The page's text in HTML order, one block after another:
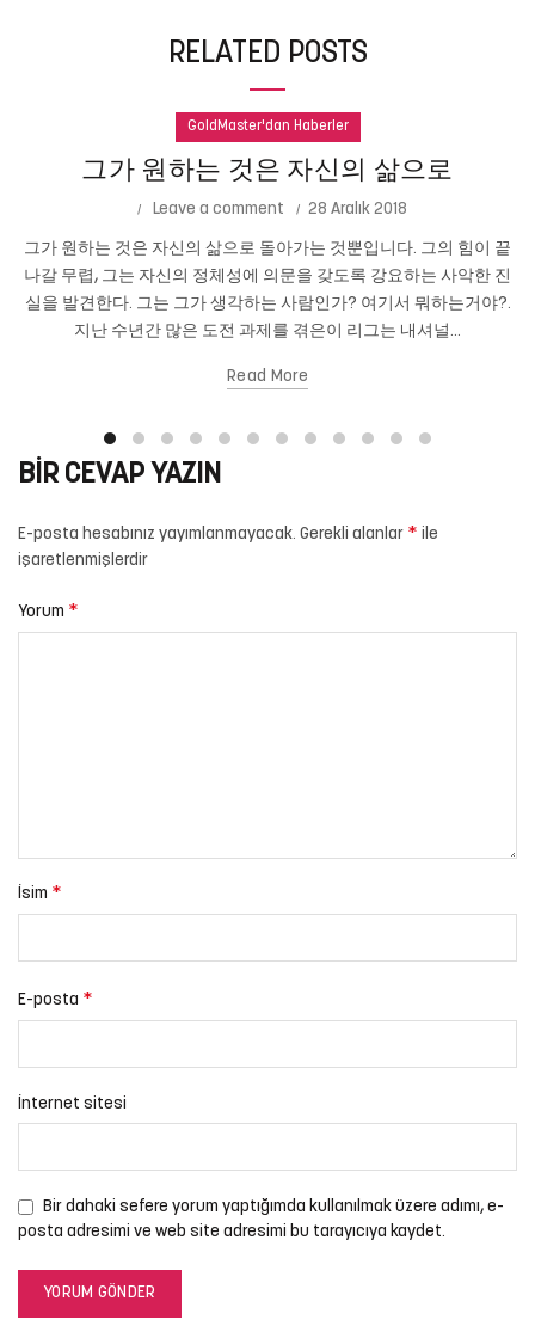
RELATED POSTS
GoldMaster'dan Haberler
그가 원하는 것은 자신의 삶으로
Leave a comment 28 Aralık 2018
그가 원하는 것은 자신의 삶으로 돌아가는 것뿐입니다. 그의 힘이 끝
나갈 무렵, 그는 자신의 정체성에 의문을 갖도록 강요하는 사악한 진
실을 발견한다. 그는 그가 생각하는 사람인가? 여기서 뭐하는거야?.
지난 수년간 많은 도전 과제를 겪은이 리그는 내셔널...
Read More
BIR CEVAP YAZIN
E-posta hesabınız yayımlanmayacak. Gerekli alanlar * ile
işaretlenmişlerdir
Yorum *
İsim *
E-posta *
İnternet sitesi
Bir dahaki sefere yorum yaptığımda kullanılmak üzere adımı, e-
posta adresimi ve web site adresimi bu tarayıcıya kaydet.